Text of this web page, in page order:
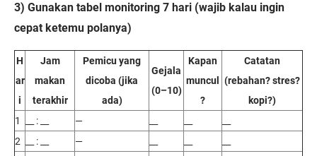
3) Gunakan tabel monitoring 7 hari (wajib kalau ingin
cepat ketemu polanya)
H
ar
i
Jam
makan
terakhir
Pemicu yang
dicoba (jika
ada)
Gejala
(0–10)
Kapan
muncul
?
Catatan
(rebahan? stres?
kopi?)
1
__ : __ —
2
__ : __ —